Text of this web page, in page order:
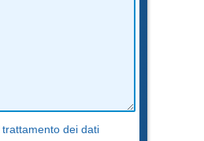
trattamento dei dati